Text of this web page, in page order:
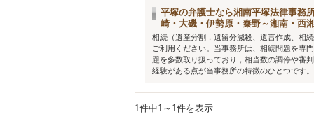
平塚の弁護士なら湘南平塚法律事務
崎・大磯・伊勢原・秦野～湘南・西
相続（遺産分割，遺留分減殺、遺言作成、相
ご利用ください。当事務所は、相続問題を専
題を多数取り扱っており，相当数の調停や審
経験がある点が当事務所の特徴のひとつです
1件中1～1件を表示